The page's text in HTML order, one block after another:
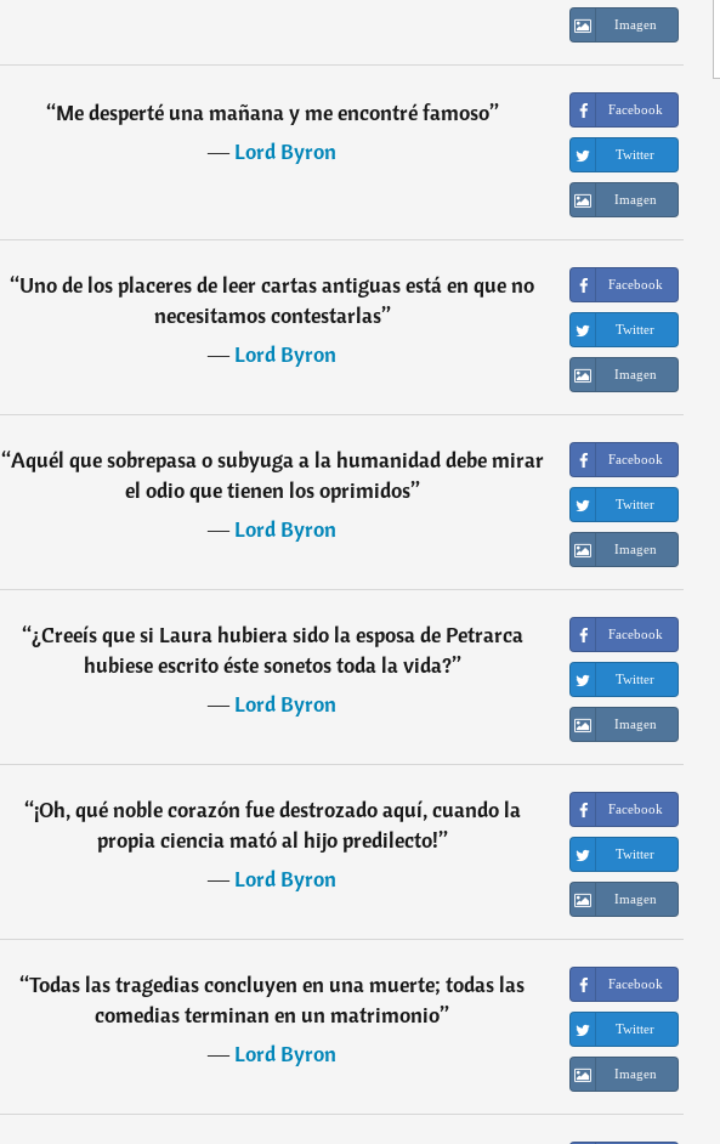
Imagen
“Me desperté una mañana y me encontré famoso”
―Lord Byron
Facebook
Twitter
Imagen
“Uno de los placeres de leer cartas antiguas está en que no
necesitamos contestarlas”
―Lord Byron
Facebook
Twitter
Imagen
“Aquél que sobrepasa o subyuga a la humanidad debe mirar
el odio que tienen los oprimidos”
―Lord Byron
Facebook
Twitter
Imagen
“¿Creeís que si Laura hubiera sido la esposa de Petrarca
hubiese escrito éste sonetos toda la vida?”
―Lord Byron
Facebook
Twitter
Imagen
“¡Oh, qué noble corazón fue destrozado aquí, cuando la
propia ciencia mató al hijo predilecto!”
―Lord Byron
Facebook
Twitter
Imagen
“Todas las tragedias concluyen en una muerte; todas las
comedias terminan en un matrimonio”
―Lord Byron
Facebook
Twitter
Imagen